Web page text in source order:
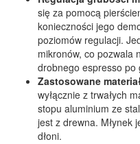
się za pomocą
konieczności jego
poziomów regulacji.
mikronów, co pozwala
drobnego espresso po
Zastosowane
wyłącznie z trwałych
stopu aluminium ze
jest z drewna. Młynek
dłoni.